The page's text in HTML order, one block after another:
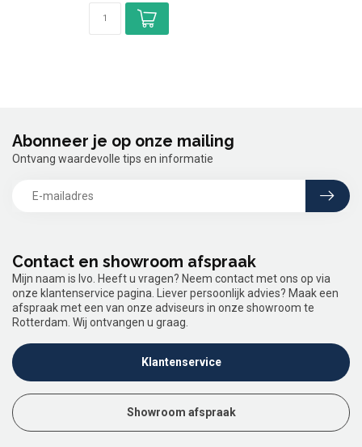
Contact en showroom afspraak
Mijn naam is Ivo. Heeft u vragen? Neem contact met ons op via
onze klantenservice pagina. Liever persoonlijk advies? Maak een
afspraak met een van onze adviseurs in onze showroom te
Rotterdam. Wij ontvangen u graag.
Klantenservice
Showroom afspraak
Abonneer je op onze mailing
Ontvang waardevolle tips en informatie